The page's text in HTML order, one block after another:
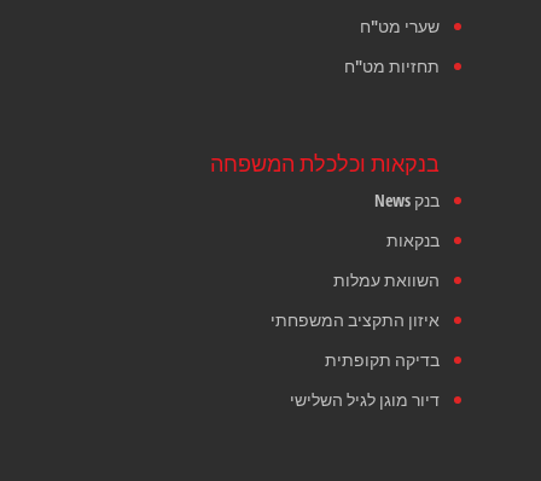
שערי מט"ח
תחזיות מט"ח
בנקאות וכלכלת המשפחה
בנק News
בנקאות
השוואת עמלות
איזון התקציב המשפחתי
בדיקה תקופתית
דיור מוגן לגיל השלישי